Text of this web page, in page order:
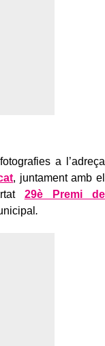
a l’adreça
, juntament amb el
29è Premi de
.